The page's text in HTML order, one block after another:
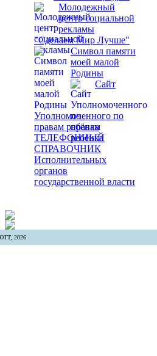
Молодежный
центр социальной
рекламы
"Сделаем Мир Лучше"
Символ памяти
моей малой
Родины
Сайт
Уполномоченного по
правам ребёнка
ТЕЛЕФОННЫЙ
СПРАВОЧНИК
Исполнительных
органов
государственной власти
2026